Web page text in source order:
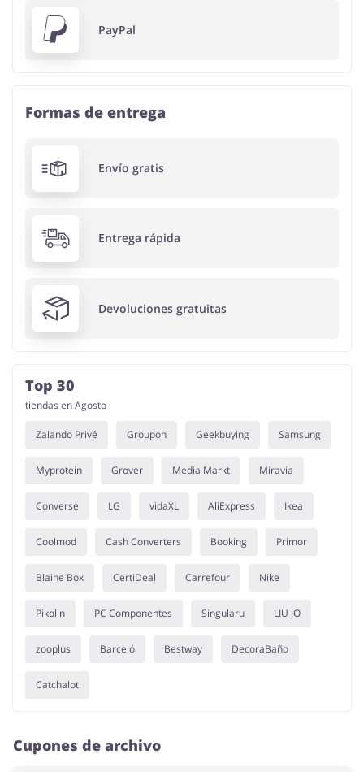
PayPal
Formas de entrega
Envío gratis
Entrega rápida
Devoluciones gratuitas
Top 30
tiendas en Agosto
Zalando Privé Groupon Geekbuying Samsung
Myprotein Grover Media Markt Miravia
Converse LG vidaXL AliExpress Ikea
Coolmod Cash Converters Booking Primor
Blaine Box CertiDeal Carrefour Nike
Pikolin PC Componentes Singularu LIU JO
zooplus Barceló Bestway DecoraBaño
Catchalot
Cupones de archivo